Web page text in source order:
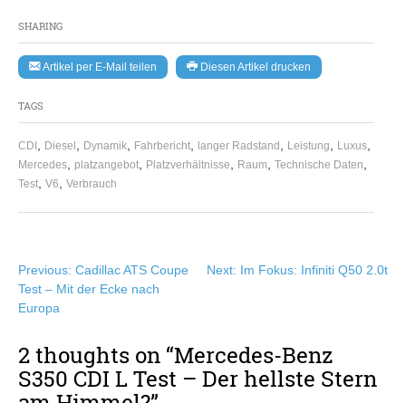
SHARING
Artikel per E-Mail teilen Diesen Artikel drucken
TAGS
CDI , Diesel , Dynamik, Fahrbericht, langer Radstand , Leistung, Luxus,
Mercedes, platzangebot, Platzverhältnisse, Raum, Technische Daten,
Test, V6, Verbrauch
Beitragsnavigation
Previous: Cadillac ATS Coupe
Test – Mit der Ecke nach
Europa
Next: Im Fokus: Infiniti Q50 2.0t
2 thoughts on “Mercedes-Benz
S350 CDI L Test – Der hellste Stern